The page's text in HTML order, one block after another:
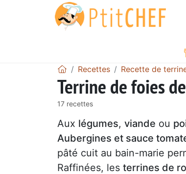
Recettes Recette de
Terrine de foies
17 recettes
Aux légumes, viande ou
Aubergines et sauce
pâté cuit au bain-marie
Raffinées, les terrines de